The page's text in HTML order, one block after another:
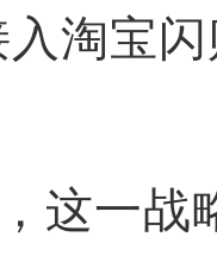
淘宝闪
一战